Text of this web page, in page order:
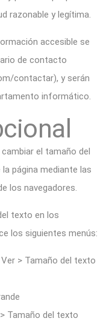
razonable y legítima.
accesible se
de contacto
contactar), y serán
informático.
el tamaño del
página mediante las
los navegadores.
texto en los
los siguientes menús:
> Tamaño del texto
Tamaño del texto